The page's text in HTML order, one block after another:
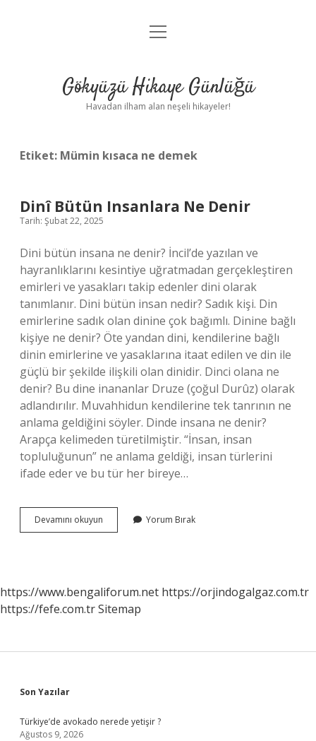
Anasayfa
Yasal Uyarı
menüyü
Gökyüzü Hikaye Günlüğü
Havadan ilham alan neşeli hikayeler!
Etiket: Mümin kısaca ne demek
Dinî Bütün Insanlara Ne Denir
Tarih: Şubat 22, 2025
Dini bütün insana ne denir? İncil’de yazılan ve
hayranlıklarını kesintiye uğratmadan gerçekleştiren
emirleri ve yasakları takip edenler dini olarak
tanımlanır. Dini bütün insan nedir? Sadık kişi. Din
emirlerine sadık olan dinine çok bağımlı. Dinine bağlı
kişiye ne denir? Öte yandan dini, kendilerine bağlı
dinin emirlerine ve yasaklarına itaat edilen ve din ile
güçlü bir şekilde ilişkili olan dinidir. Dinci olana ne
denir? Bu dine inananlar Druze (çoğul Durûz) olarak
adlandırılır. Muvahhidun kendilerine tek tanrının ne
anlama geldiğini söyler. Dinde insana ne denir?
Arapça kelimeden türetilmiştir. “İnsan, insan
topluluğunun” ne anlama geldiği, insan türlerini
ifade eder ve bu tür her bireye…
Devamını okuyun
Bütün
Yorum Bırak
https://www.bengaliforum.net https://orjindogalgaz.com.tr
https://fefe.com.trSitemap
Sidebar
Son Yazılar
Türkiye’de avokado nerede yetişir ?
Ağustos 9, 2026